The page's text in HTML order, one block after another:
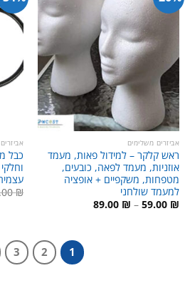
אביזרים משלימים
ראש קלקר – למידול פאות, מעמד
אוזניות, מעמד לפאה, כובעים,
מטפחות, משקפיים + אופציה
למעמד שולחני
59.00 ₪
–
89.00 ₪ טווח
כבל
₪
1
2
3